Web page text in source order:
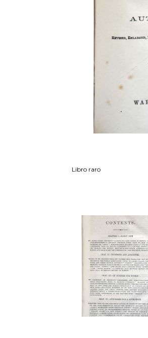
Libro raro